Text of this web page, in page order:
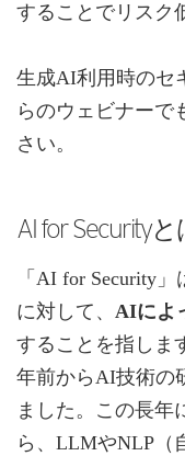
することでリスク
生成AI利用時のセ
らのウェビナーで
さい。
AI for Securityと
「AI for Security
に対して、 AIによ
することを指しま
年前からAI技術の
ました。この長年
ら、LLMやNLP（